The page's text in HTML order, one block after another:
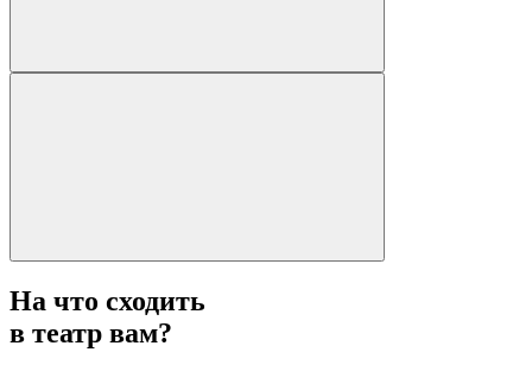
На что сходить
в театр вам?